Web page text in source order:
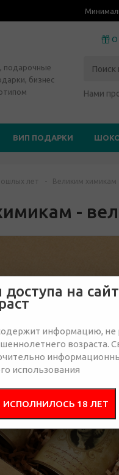
О
подарочные
бизнес
Нами
ВИП ПОДАРКИ
лет - Великим химикам
-
доступа на
информацию,
возраста.
использования
ИСПОЛНИЛОСЬ 18 ЛЕТ